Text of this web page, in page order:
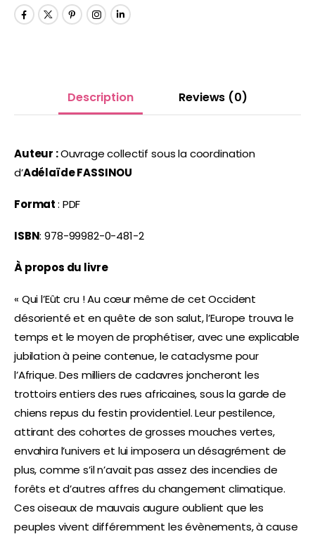
Description Reviews (0)
Auteur :Ouvrage collectif sous la coordination
d’Adélaïde FASSINOU
Format: PDF
ISBN: 978-99982-0-481-2
À propos du livre
« Qui l’Eût cru ! Au cœur même de cet Occident
désorienté et en quête de son salut, l’Europe trouva le
temps et le moyen de prophétiser, avec une explicable
jubilation à peine contenue, le cataclysme pour
l’Afrique. Des milliers de cadavres joncheront les
trottoirs entiers des rues africaines, sous la garde de
chiens repus du festin providentiel. Leur pestilence,
attirant des cohortes de grosses mouches vertes,
envahira l’univers et lui imposera un désagrément de
plus, comme s’il n’avait pas assez des incendies de
forêts et d’autres affres du changement climatique.
Ces oiseaux de mauvais augure oublient que les
peuples vivent différemment les évènements, à cause